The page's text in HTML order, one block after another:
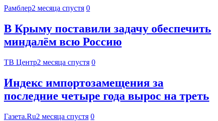
Рамблер2 месяца спустя 0
В Крыму поставили задачу обеспечить
миндалём всю Россию
ТВ Центр2 месяца спустя 0
Индекс импортозамещения за
последние четыре года вырос на треть
Газета.Ru2 месяца спустя 0